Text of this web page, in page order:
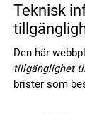
Teknisk
Den här
tillgänglighet
brister som